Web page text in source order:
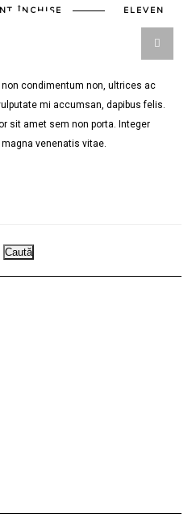
ÎNCHISE PENTRU
ELEVEN
condimentum non, ultrices ac
mi accumsan, dapibus felis.
sit amet sem non porta. Integer
venenatis vitae.
Caută